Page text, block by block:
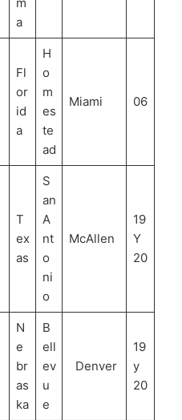
a
Fl
or
id
a
H
o
m
es
te
ad
Miami 06
T
ex
as
S
an
A
nt
o
ni
o
McAllen
19
Y
20
N
e
br
as
ka
B
ell
ev
u
e
Denver
19
y
20